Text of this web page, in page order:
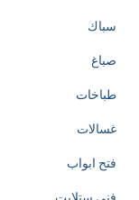
سباك
صباغ
طباخات
غسالات
فتح ابواب
فني ستلايت